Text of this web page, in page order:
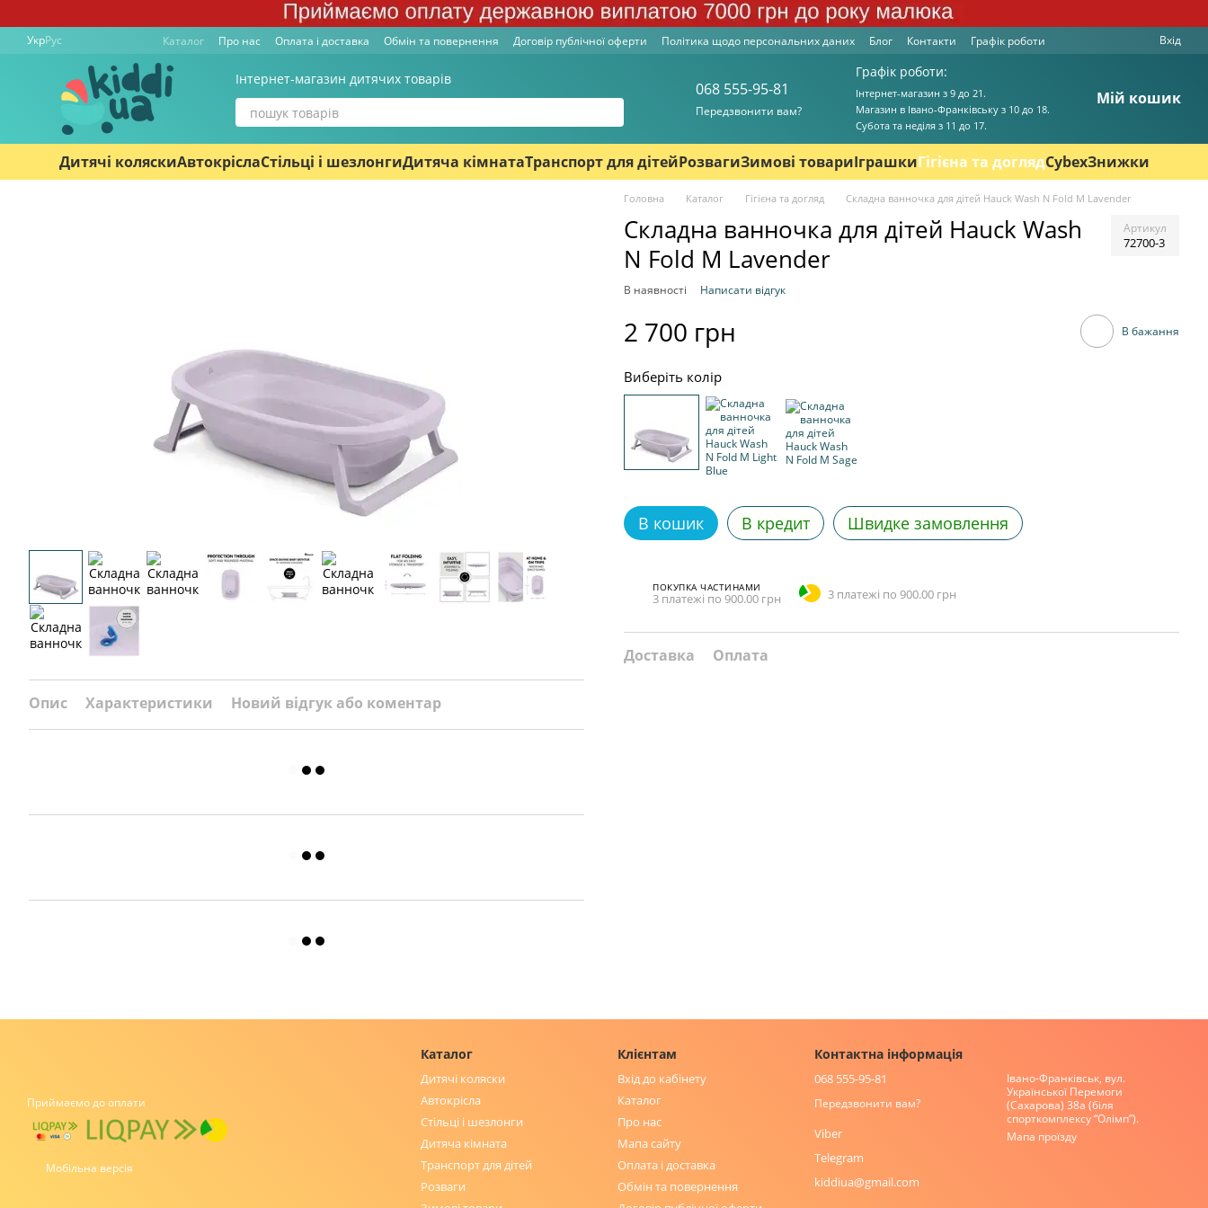
УкрРус Каталог Про нас Оплата і доставка Обмін та повернення Договір публічної оферти Політика щодо персональних даних Блог Контакти Графік роботи Вхід
Інтернет-магазин дитячих товарів
068 555-95-81
Передзвонити вам?
Графік роботи:
Інтернет-магазин з 9 до 21.
Магазин в Івано-Франківську з 10 до 18.
Cубота та неділя з 11 до 17.
Мій кошик
Дитячі коляскиАвтокріслаСтільці і шезлонгиДитяча кімнатаТранспорт для дітейРозвагиЗимові товариІграшкиГігієна та доглядCybexЗнижки
Опис Характеристики Новий відгук або коментар
Головна Каталог Гігієна та догляд Складна ванночка для дітей Hauck Wash N Fold M Lavender
Складна ванночка для дітей Hauck Wash
N Fold M Lavender
Артикул
72700-3
В наявності Написати відгук
2 700 грн В бажання
Виберіть колір
В кошик В кредит Швидке замовлення
ПОКУПКА ЧАСТИНАМИ
3 платежі по 900.00 грн 3 платежі по 900.00 грн
Доставка Оплата
Приймаємо до оплати
Мобільна версія
Каталог
Дитячі коляски
Автокрісла
Стільці і шезлонги
Дитяча кімната
Транспорт для дітей
Розваги
Клієнтам
Вхід до кабінету
Каталог
Про нас
Мапа сайту
Оплата і доставка
Обмін та повернення
Контактна інформація
068 555-95-81
Передзвонити вам?
Viber
Telegram
kiddiua@gmail.com
Івано-Франківськ, вул.
Української Перемоги
(Сахарова) 38а (біля
спорткомплексу “Олімп”).
Мапа проїзду